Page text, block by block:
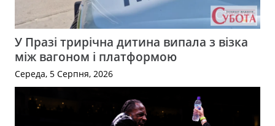
У Празі трирічна дитина випала з візка
між вагоном і платформою
Середа, 5 Серпня, 2026